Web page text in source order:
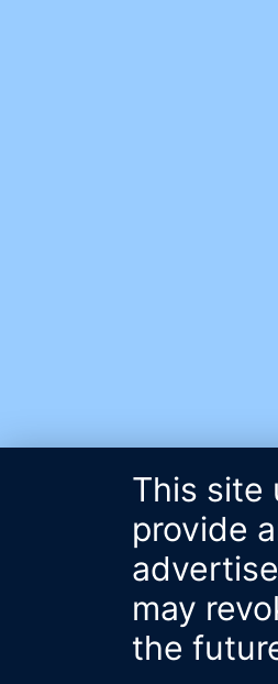
This site
provide
may
the